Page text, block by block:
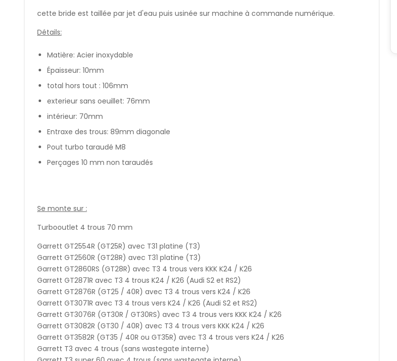
cette bride est taillée par jet d'eau puis usinée sur machine à commande numérique.
Détails:
Matière: Acier inoxydable
Épaisseur: 10mm
total hors tout : 106mm
exterieur sans oeuillet: 76mm
intérieur: 70mm
Entraxe des trous: 89mm diagonale
Pout turbo taraudé M8
Perçages 10 mm non taraudés
Se monte sur :
Turbooutlet 4 trous 70 mm
Garrett GT2554R (GT25R) avec T31 platine (T3)
Garrett GT2560R (GT28R) avec T31 platine (T3)
Garrett GT2860RS (GT28R) avec T3 4 trous vers KKK K24 / K26
Garrett GT2871R avec T3 4 trous K24 / K26 (Audi S2 et RS2)
Garrett GT2876R (GT25 / 40R) avec T3 4 trous vers K24 / K26
Garrett GT3071R avec T3 4 trous vers K24 / K26 (Audi S2 et RS2)
Garrett GT3076R (GT30R / GT30RS) avec T3 4 trous vers KKK K24 / K26
Garrett GT3082R (GT30 / 40R) avec T3 4 trous vers KKK K24 / K26
Garrett GT3582R (GT35 / 40R ou GT35R) avec T3 4 trous vers K24 / K26
Garrett T3 avec 4 trous (sans wastegate interne)